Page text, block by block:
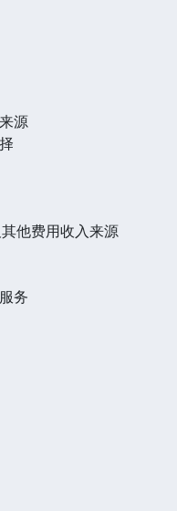
源
他费用收入来源
务